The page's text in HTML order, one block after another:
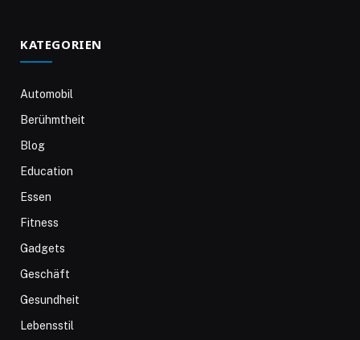
KATEGORIEN
Automobil
Berühmtheit
Blog
Education
Essen
Fitness
Gadgets
Geschäft
Gesundheit
Lebensstil